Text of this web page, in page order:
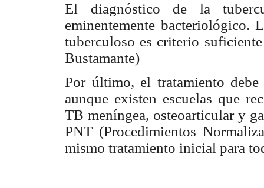
El diagnóstico de la
eminentemente bacteriológico.
tuberculoso es criterio
Bustamante)
Por último, el tratamiento
aunque existen escuelas que
TB meníngea, osteoarticular y
PNT (Procedimientos
mismo tratamiento inicial para